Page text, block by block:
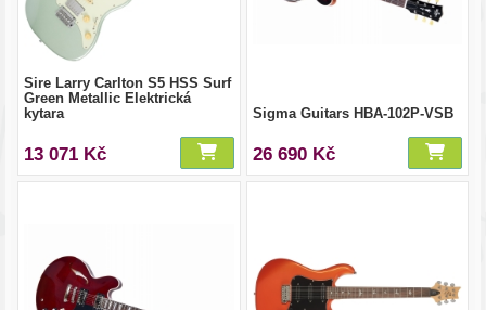
Sire Larry Carlton S5 HSS Surf
Green Metallic Elektrická
kytara
13 071 Kč
Sigma Guitars HBA-102P-VSB
26 690 Kč